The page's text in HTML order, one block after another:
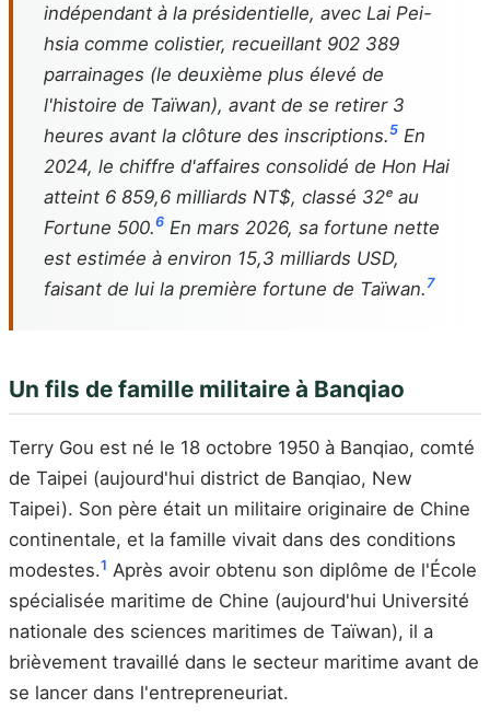
indépendant à la présidentielle, avec Lai Pei-
hsia comme colistier, recueillant 902 389
parrainages (le deuxième plus élevé de
l'histoire de Taïwan), avant de se retirer 3
heures avant la clôture des inscriptions.5 En
2024, le chiffre d'affaires consolidé de Hon Hai
atteint 6 859,6 milliards NT$, classé 32ᵉ au
Fortune 500.6 En mars 2026, sa fortune nette
est estimée à environ 15,3 milliards USD,
faisant de lui la première fortune de Taïwan.7
Un fils de famille militaire à Banqiao
Terry Gou est né le 18 octobre 1950 à Banqiao, comté
de Taipei (aujourd'hui district de Banqiao, New
Taipei). Son père était un militaire originaire de Chine
continentale, et la famille vivait dans des conditions
modestes.1 Après avoir obtenu son diplôme de l'École
spécialisée maritime de Chine (aujourd'hui Université
nationale des sciences maritimes de Taïwan), il a
brièvement travaillé dans le secteur maritime avant de
se lancer dans l'entrepreneuriat.